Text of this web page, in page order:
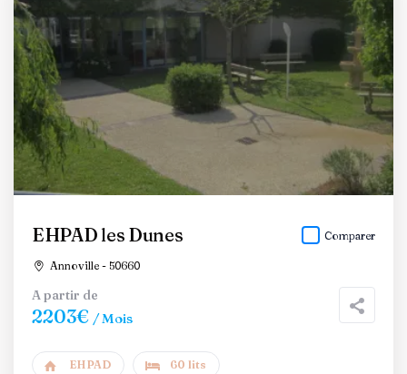
EHPAD les Dunes
Annoville - 50660
Comparer
A partir de
2203€ / Mois
EHPAD 60 lits